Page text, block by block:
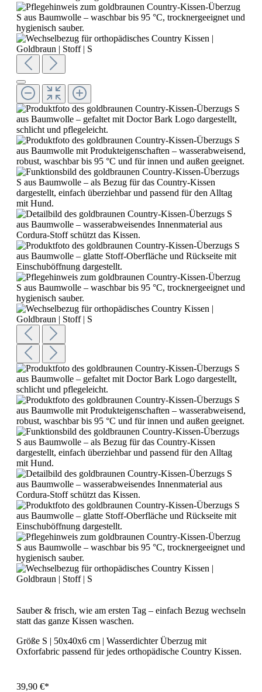
Sauber & frisch, wie am ersten Tag – einfach Bezug wechseln
statt das ganze Kissen waschen.
Größe S | 50x40x6 cm | Wasserdichter Überzug mit
Oxforfabric passend für jedes orthopädische Country Kissen.
39,90 €*